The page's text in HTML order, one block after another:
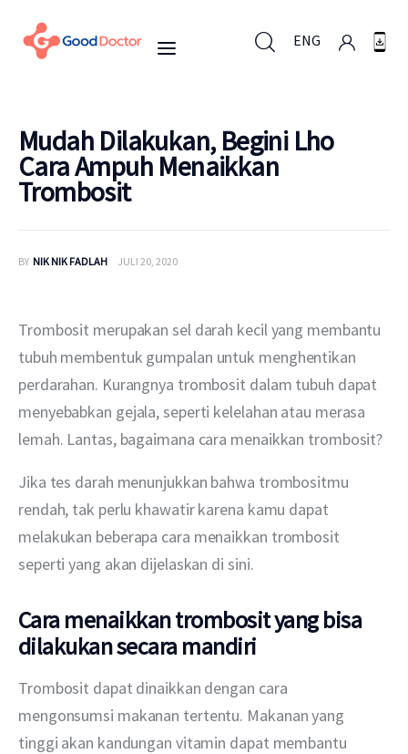
ENG
ENG
Untuk Bisnis
Layanan
Mudah Dilakukan, Begini Lho
Cara Ampuh Menaikkan
Trombosit
BY NIK NIK FADLAH JULI 20, 2020
Trombosit merupakan sel darah kecil yang membantu
tubuh membentuk gumpalan untuk menghentikan
perdarahan. Kurangnya trombosit dalam tubuh dapat
menyebabkan gejala, seperti kelelahan atau merasa
lemah. Lantas, bagaimana cara menaikkan trombosit?
Jika tes darah menunjukkan bahwa trombositmu
rendah, tak perlu khawatir karena kamu dapat
melakukan beberapa cara menaikkan trombosit
seperti yang akan dijelaskan di sini.
Cara menaikkan trombosit yang bisa
dilakukan secara mandiri
Trombosit dapat dinaikkan dengan cara
mengonsumsi makanan tertentu. Makanan yang
tinggi akan kandungan vitamin dapat membantu